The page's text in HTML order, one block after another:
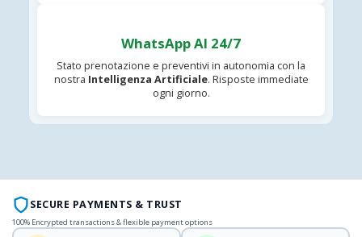
WhatsApp AI 24/7
Stato prenotazione e preventivi in autonomia con la
nostra Intelligenza Artificiale. Risposte immediate
ogni giorno.
SECURE PAYMENTS & TRUST
100% Encrypted transactions & flexible payment options